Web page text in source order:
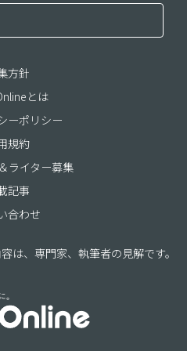
方針
とは
ーポリシー
規約
ライター募集
記事
合わせ
は、専門家、執筆者の見解です。